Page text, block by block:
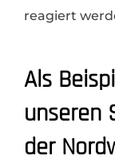
reagiert
Als
unseren
der